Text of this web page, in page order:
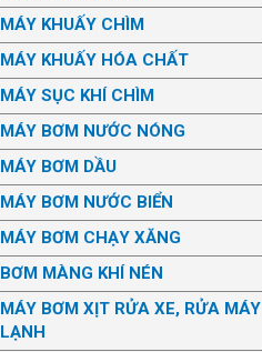
MÁY KHUẤY CHÌM
MÁY KHUẤY HÓA CHẤT
MÁY SỤC KHÍ CHÌM
MÁY BƠM NƯỚC NÓNG
MÁY BƠM DẦU
MÁY BƠM NƯỚC BIỂN
MÁY BƠM CHẠY XĂNG
BƠM MÀNG KHÍ NÉN
MÁY BƠM XỊT RỬA XE, RỬA MÁY
LẠNH